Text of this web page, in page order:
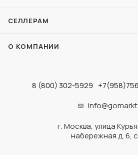
СЕЛЛЕРАМ
О КОМПАНИИ
8 (800) 302-5929
г. Москва, улица
набережная д. 6,